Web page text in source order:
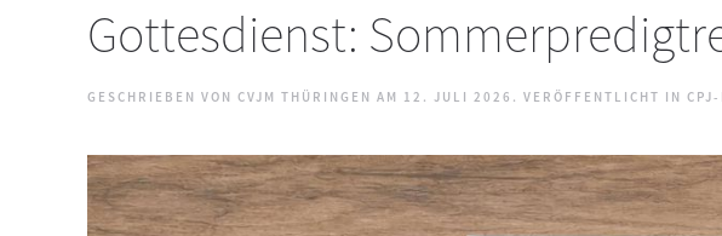
Gottesdienst:
GESCHRIEBEN VON CVJM THÜRINGEN AM 12. JULI 2026 . VERÖFFENTLICHT IN